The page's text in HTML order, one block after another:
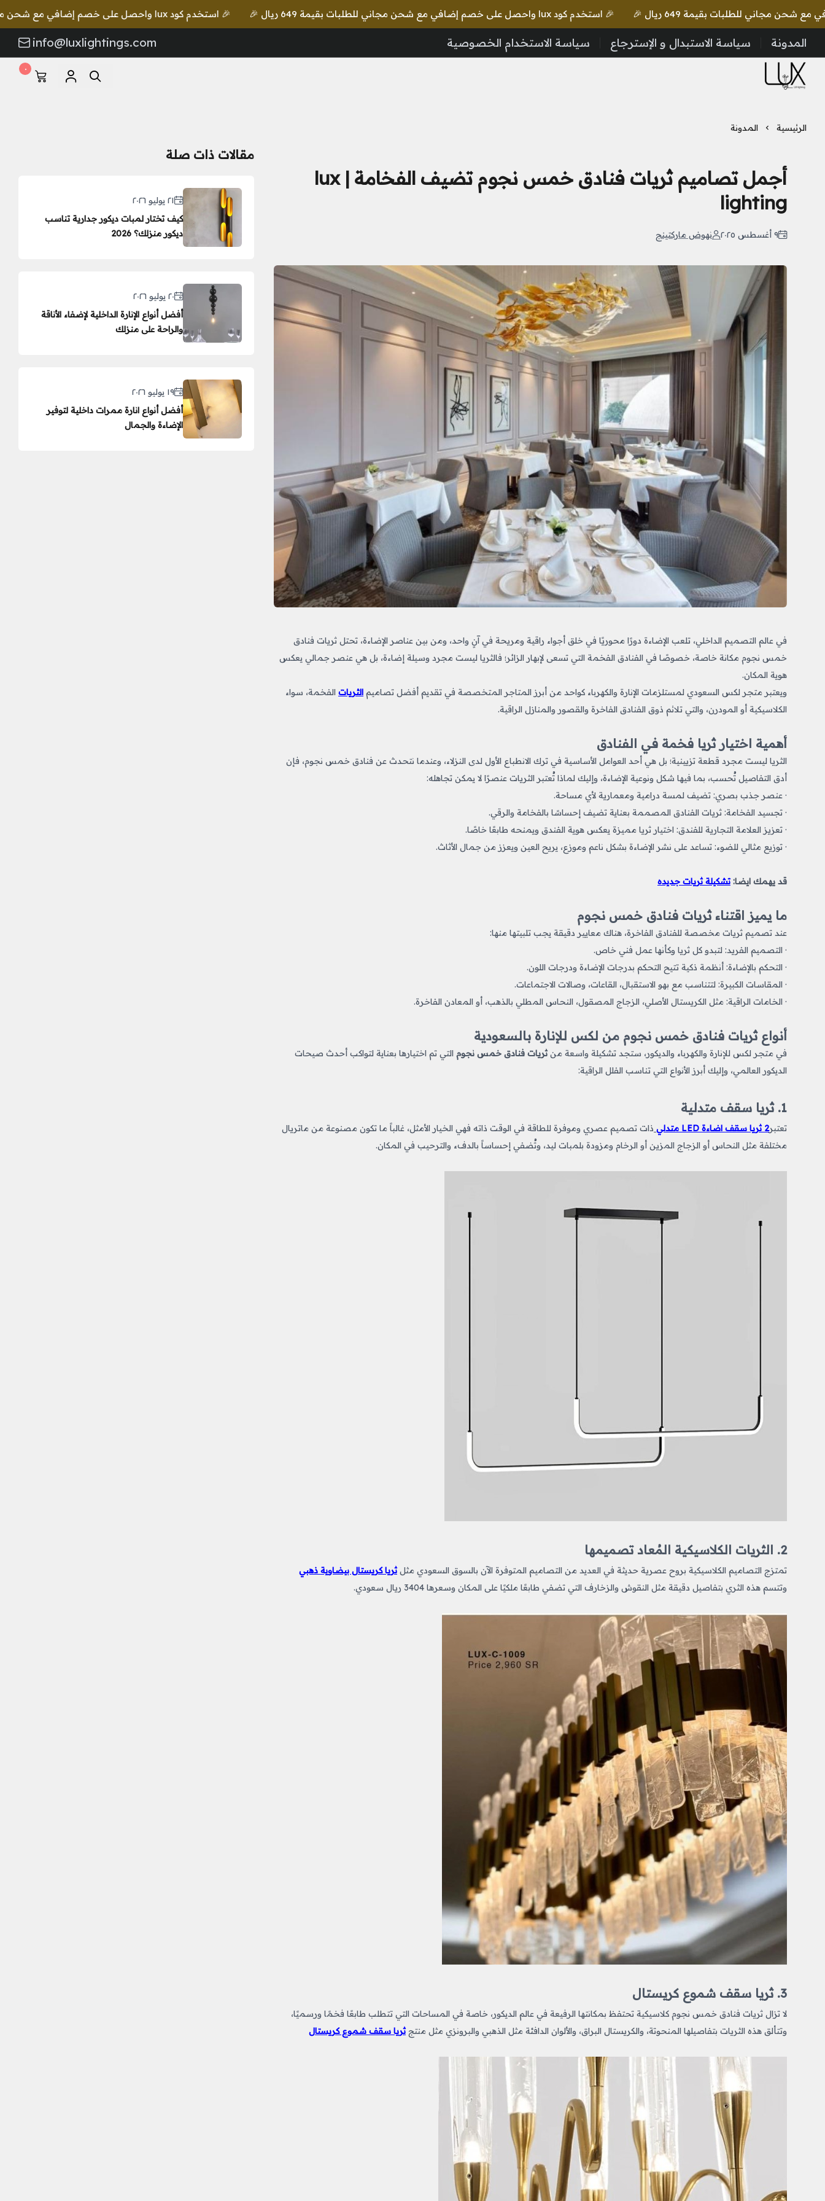
🎉 استخدم كود lux واحصل على خصم إضافي مع شحن مجاني للطلبات بقيمة 649 ريال 🎉 🎉 استخدم كود lux واحصل على خصم إضافي مع شحن مجاني للطلبات بقيمة 649 ريال 🎉
المدونة سياسة الاستبدال و الإسترجاع سياسة الاستخدام الخصوصية info@luxlightings.com
LUX Lighting
٠
الرئيسية المدونة
أجمل تصاميم ثريات فنادق خمس نجوم تضيف الفخامة | lux
lighting
٩ أغسطس ٢٠٢٥ نهوض ماركتينج
في عالم التصميم الداخلي، تلعب الإضاءة دورًا محوريًا في خلق أجواء راقية ومريحة في آنٍ واحد، ومن بين عناصر الإضاءة، تحتل ثريات فنادق
خمس نجوم مكانة خاصة، خصوصًا في الفنادق الفخمة التي تسعى لإبهار الزائر؛ فالثريا ليست مجرد وسيلة إضاءة، بل هي عنصر جمالي يعكس
هوية المكان.
ويعتبر متجر لكس السعودي لمستلزمات الإنارة والكهرباء كواحد من أبرز المتاجر المتخصصة في تقديم أفضل تصاميم الثريات الفخمة، سواء
الكلاسيكية أو المودرن، والتي تلائم ذوق الفنادق الفاخرة والقصور والمنازل الراقية.
أهمية اختيار ثريا فخمة في الفنادق
الثريا ليست مجرد قطعة تزيينية؛ بل هي أحد العوامل الأساسية في ترك الانطباع الأول لدى النزلاء، وعندما نتحدث عن فنادق خمس نجوم، فإن
أدق التفاصيل تُحسب، بما فيها شكل ونوعية الإضاءة، وإليك لماذا تُعتبر الثريات عنصرًا لا يمكن تجاهله:
· عنصر جذب بصري: تضيف لمسة درامية ومعمارية لأي مساحة.
· تجسيد الفخامة: ثريات الفنادق المصممة بعناية تضيف إحساسًا بالفخامة والرقي.
· تعزيز العلامة التجارية للفندق: اختيار ثريا مميزة يعكس هوية الفندق ويمنحه طابعًا خاصًا.
· توزيع مثالي للضوء: تساعد على نشر الإضاءة بشكل ناعم وموزع، يريح العين ويعزز من جمال الأثاث.
قد يهمك ايضا:تشكيلة ثريات جديده
ما يميز اقتناء ثريات فنادق خمس نجوم
عند تصميم ثريات مخصصة للفنادق الفاخرة، هناك معايير دقيقة يجب تلبيتها منها:
· التصميم الفريد: لتبدو كل ثريا وكأنها عمل فني خاص.
· التحكم بالإضاءة: أنظمة ذكية تتيح التحكم بدرجات الإضاءة ودرجات اللون.
· المقاسات الكبيرة: لتتناسب مع بهو الاستقبال، القاعات، وصالات الاجتماعات.
· الخامات الراقية: مثل الكريستال الأصلي، الزجاج المصقول، النحاس المطلي بالذهب، أو المعادن الفاخرة.
أنواع ثريات فنادق خمس نجوم من لكس للإنارة بالسعودية
في متجر لكس للإنارة والكهرباء والديكور، ستجد تشكيلة واسعة من ثريات فنادق خمس نجوم التي تم اختيارها بعناية لتواكب أحدث صيحات
الديكور العالمي، وإليك أبرز الأنواع التي تناسب الفلل الراقية:
1. ثريا سقف متدلية
تعتبر2 ثريا سقف اضاءة LED متدلي ذات تصميم عصري وموفرة للطاقة في الوقت ذاته فهي الخيار الأمثل، غالباً ما تكون مصنوعة من ماتريال
مختلفة مثل النحاس أو الزجاج المزين أو الرخام ومزودة بلمبات ليد، وتُضفي إحساساً بالدفء والترحيب في المكان.
2. الثريات الكلاسيكية المُعاد تصميمها
تمتزج التصاميم الكلاسيكية بروح عصرية حديثة في العديد من التصاميم المتوفرة الآن بالسوق السعودي مثلثريا كريستال بيضاوية ذهبي
وتتسم هذه الثري بتفاصيل دقيقة مثل النقوش والزخارف التي تضفي طابعًا ملكيًا على المكان وسعرها 3404 ريال سعودي.
3. ثريا سقف شموع كريستال
لا تزال ثريات فنادق خمس نجوم كلاسيكية تحتفظ بمكانتها الرفيعة في عالم الديكور، خاصة في المساحات التي تتطلب طابعًا فخمًا ورسميًا،
وتتألق هذه الثريات بتفاصيلها المنحوتة، والكريستال البراق، والألوان الدافئة مثل الذهبي والبرونزي مثل منتجثريا سقف شموع كريستال
مقالات ذات صلة
٢١ يوليو ٢٠٢٦
كيف تختار لمبات ديكور جدارية تناسب
ديكور منزلك؟ 2026
٢٠ يوليو ٢٠٢٦
أفضل أنواع الإنارة الداخلية لإضفاء الأناقة
والراحة على منزلك
١٩ يوليو ٢٠٢٦
أفضل أنواع انارة ممرات داخلية لتوفير
الإضاءة والجمال